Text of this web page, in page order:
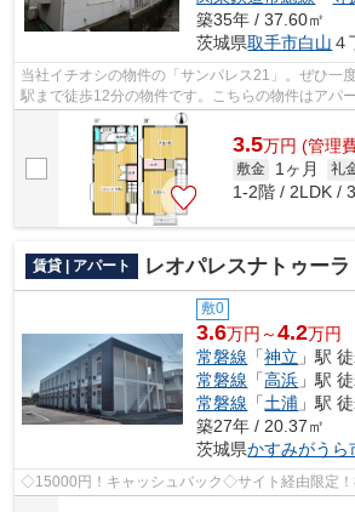
築35年 / 37.60㎡
茨城県取手市白山 ４
当社イチオシの物件の「サンパレス21」。ぜひ一
駅まで徒歩12分の物件です。こちらの物件はアパ
西取手近くで快適な住環境をお求めな...
3.5万円 (管理
敷金 1ヶ月 礼
1-2階 / 2LDK /
賃貸 | アパート レオパレスナトゥーラ
敷0
3.6万円～4.2万円
常磐線 「神立 」駅
常磐線 「高浜 」駅
常磐線 「土浦 」駅
築27年 / 20.37㎡
茨城県かすみがうら
◇15000円！キャッシュバック◇サイト経由限定